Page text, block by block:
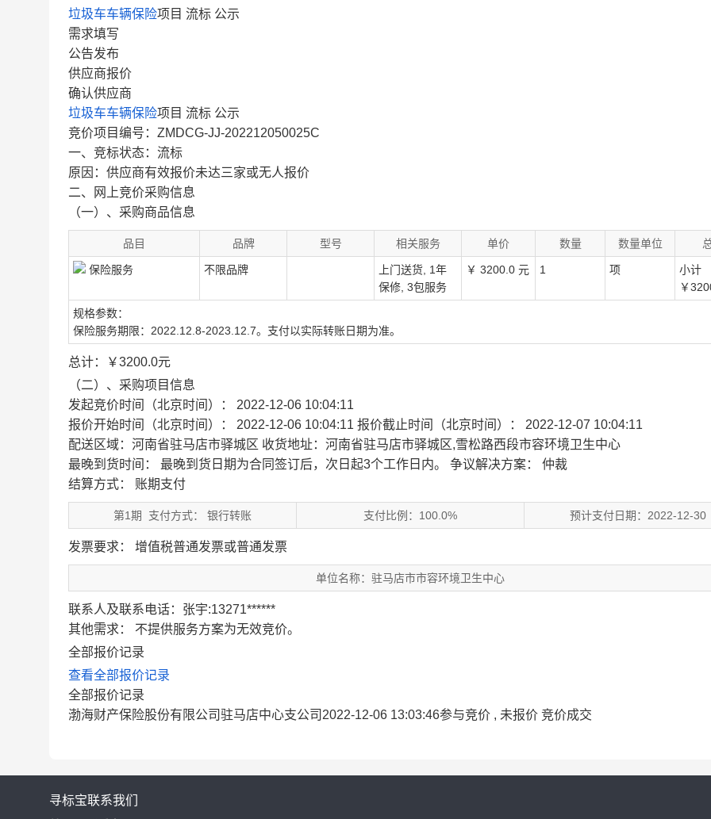
垃圾车车辆保险项目 流标 公示
需求填写
公告发布
供应商报价
确认供应商
垃圾车车辆保险项目 流标 公示
竞价项目编号：ZMDCG-JJ-202212050025C
一、竞标状态：流标
原因：供应商有效报价未达三家或无人报价
二、网上竞价采购信息
（一）、采购商品信息
品目 品牌 型号 相关服务 单价 数量 数量单位
保险服务 不限品牌
上门送货, 1年
保修, 3包服务
￥ 3200.0 元 1 项
小计
￥
规格参数：
保险服务期限：2022.12.8-2023.12.7。支付以实际转账日期为准。
总计： ￥3200.0元
（二）、采购项目信息
发起竞价时间（北京时间）： 2022-12-06 10:04:11
报价开始时间（北京时间）： 2022-12-06 10:04:11 报价截止时间（北京时间）： 2022-12-07 10:04:11
配送区域：河南省驻马店市驿城区 收货地址：河南省驻马店市驿城区,雪松路西段市容环境卫生中心
最晚到货时间： 最晚到货日期为合同签订后，次日起3个工作日内。
争议解决方案： 仲裁
结算方式： 账期支付
第1期 支付方式： 银行转账 支付比例：100.0% 预计支付日期：2022-12-30
发票要求： 增值税普通发票或普通发票
单位名称：驻马店市市容环境卫生中心
联系人及联系电话：张宇:13271******
其他需求：
不提供服务方案为无效竞价。
全部报价记录
查看全部报价记录
全部报价记录
渤海财产保险股份有限公司驻马店中心支公司2022-12-06 13:03:46参与竞价 , 未报价 竞价成交
寻标宝联系我们